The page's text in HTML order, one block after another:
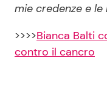
mie credenze e le
>>>>Bianca Balti
contro il cancro